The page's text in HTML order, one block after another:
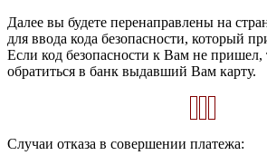
Далее вы будете перенаправлены на
для ввода кода безопасности, который
Если код безопасности к Вам не пришел,
обратиться в банк выдавший Вам карту.
Случаи отказа в совершении платежа: